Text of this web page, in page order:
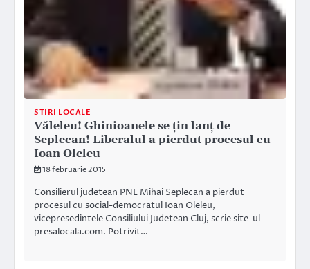
STIRI LOCALE
Văleleu! Ghinioanele se ţin lanţ de
Seplecan! Liberalul a pierdut procesul cu
Ioan Oleleu
18 februarie 2015
Consilierul judetean PNL Mihai Seplecan a pierdut
procesul cu social-democratul Ioan Oleleu,
vicepresedintele Consiliului Judetean Cluj, scrie site-ul
presalocala.com. Potrivit…